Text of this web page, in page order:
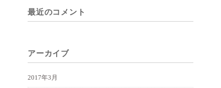
最近のコメント
アーカイブ
2017年3月